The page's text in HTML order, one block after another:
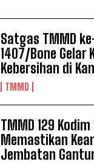
Satgas TMMD
1407/Bone Gelar
Kebersihan di
TMMD
TMMD 129
Memastikan
Jembatan